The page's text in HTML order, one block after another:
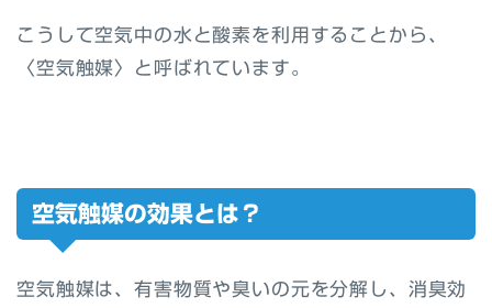
こうして空気中の水と酸素を利用することから、
〈空気触媒〉と呼ばれています。
空気触媒の効果とは？
空気触媒は、有害物質や臭いの元を分解し、消臭効